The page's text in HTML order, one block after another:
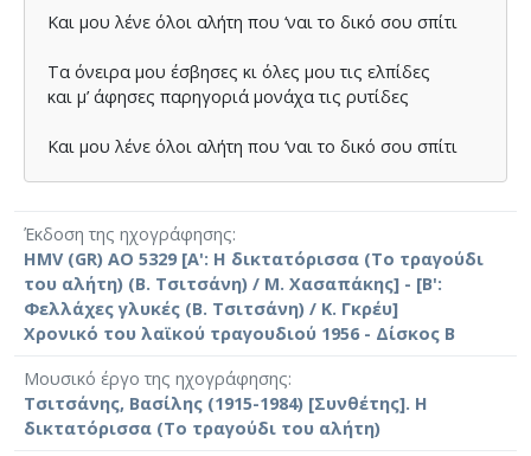
Και µου λένε όλοι αλήτη που ‘ναι το δικό σου σπίτι
Τα όνειρα µου έσβησες κι όλες µου τις ελπίδες
και µ’ άφησες παρηγοριά µονάχα τις ρυτίδες
Και µου λένε όλοι αλήτη που ‘ναι το δικό σου σπίτι
Έκδοση της ηχογράφησης
HMV (GR) AO 5329 [Α': Η δικτατόρισσα (Το τραγούδι
του αλήτη) (Β. Τσιτσάνη) / Μ. Χασαπάκης] - [Β':
Φελλάχες γλυκές (Β. Τσιτσάνη) / Κ. Γκρέυ]
Χρονικό του λαϊκού τραγουδιού 1956 - Δίσκος Β
Μουσικό έργο της ηχογράφησης
Τσιτσάνης, Βασίλης (1915-1984) [Συνθέτης]. Η
δικτατόρισσα (Το τραγούδι του αλήτη)